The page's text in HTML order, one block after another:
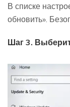
В списке
обновить».
Шаг 3.